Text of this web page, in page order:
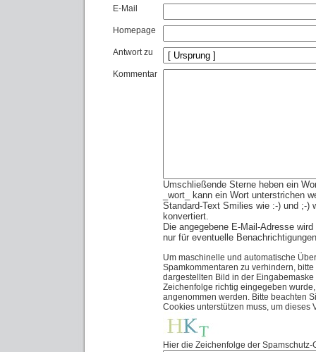
E-Mail
Homepage
Antwort zu
Kommentar
Umschließende Sterne heben ein
_wort_ kann ein Wort unterstrichen
Standard-Text Smilies wie :-) und ;-)
konvertiert.
Die angegebene E-Mail-Adresse
nur für eventuelle
Um maschinelle und automatische
Spamkommentaren zu verhindern,
dargestellten Bild in der
Zeichenfolge richtig eingegeben
angenommen werden. Bitte beachten
Cookies unterstützen muss, um dieses
Hier die Zeichenfolge der Spamschutz-